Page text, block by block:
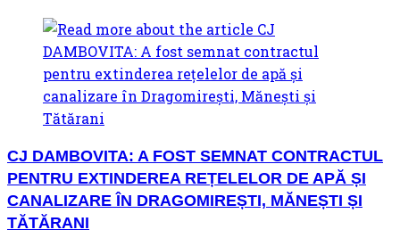
CJ DAMBOVITA: A FOST SEMNAT CONTRACTUL
PENTRU EXTINDEREA REȚELELOR DE APĂ ȘI
CANALIZARE ÎN DRAGOMIREȘTI, MĂNEȘTI ȘI
TĂTĂRANI